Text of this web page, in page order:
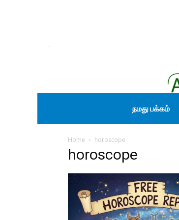
நமது பக்கம்
Home horoscope
horoscope